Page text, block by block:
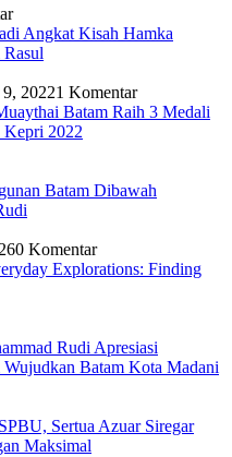
Angkat Kisah Hamka
20221 Komentar
Batam Raih 3 Medali
Kepri 2022
Batam Dibawah
0 Komentar
Explorations: Finding
Rudi Apresiasi
Batam Kota Madani
Sertua Azuar Siregar
Maksimal